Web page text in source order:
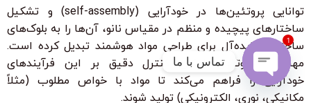
توانایی پروتئین‌ها در خودآرایی (self-assembly) و تشکیل
ساختارهای پیچیده و منظم در مقیاس نانو، آن‌ها را به بلوک‌های
ساختمانی ایده‌آل برای طراحی مواد هوشمند تبدیل کرده است.
مهندسی پروتئین امکان کنترل دقیق بر این فرآیندهای
خودآرایی را فراهم می‌کند تا مواد با خواص مطلوب (مثلاً
مکانیکی، نوری، الکترونیکی) تولید شوند.
تماس با ما
Open
1